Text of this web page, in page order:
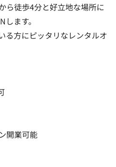
ら徒歩4分と好立地な場所に
ます。
る方にピッタリなレンタルオ
開業可能